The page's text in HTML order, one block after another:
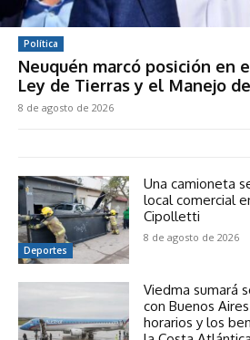
Política
Neuquén marcó posición en
Ley de Tierras y el Manejo
8 de agosto de 2026
Deportes
Una camioneta
local comercial
Cipolletti
8 de agosto de 2026
Viedma sumará
con Buenos
horarios y los